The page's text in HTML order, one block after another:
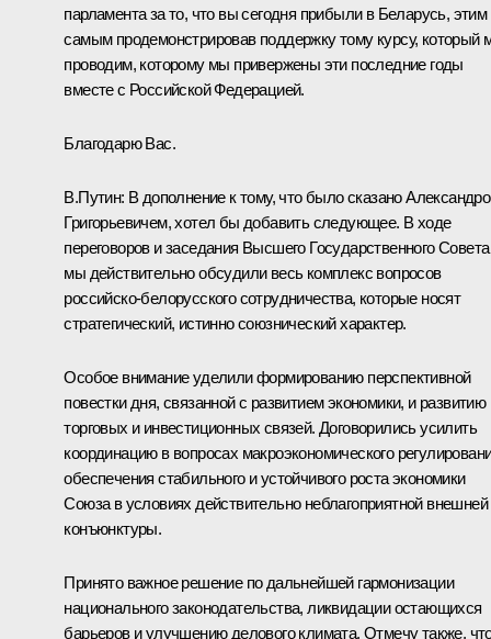
парламента за то, что вы сегодня прибыли в Беларусь, этим
самым продемонстрировав поддержку тому курсу, который
проводим, которому мы привержены эти последние годы
вместе с Российской Федерацией.
Благодарю Вас.
В.Путин: В дополнение к тому, что было сказано
Григорьевичем, хотел бы добавить следующее. В ходе
переговоров и заседания Высшего Государственного Совета
мы действительно обсудили весь комплекс вопросов
российско-белорусского сотрудничества, которые носят
стратегический, истинно союзнический характер.
Особое внимание уделили формированию перспективной
повестки дня, связанной с развитием экономики, и развитию
торговых и инвестиционных связей. Договорились усилить
координацию в вопросах макроэкономического
обеспечения стабильного и устойчивого роста экономики
Союза в условиях действительно неблагоприятной внешней
конъюнктуры.
Принято важное решение по дальнейшей гармонизации
национального законодательства, ликвидации остающихся
барьеров и улучшению делового климата. Отмечу также,